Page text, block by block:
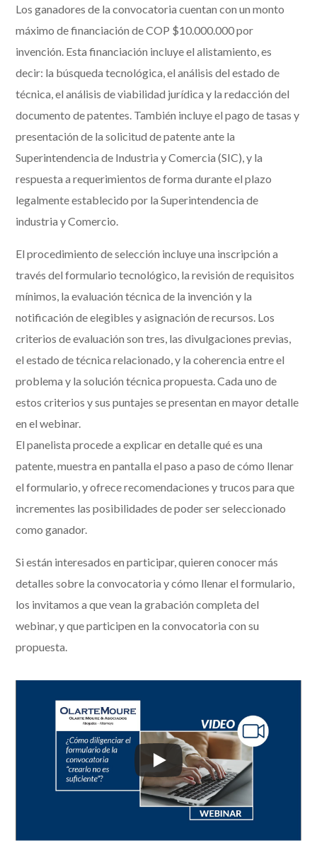
Los ganadores de la convocatoria cuentan con un monto
máximo de financiación de COP $10.000.000 por
invención. Esta financiación incluye el alistamiento, es
decir: la búsqueda tecnológica, el análisis del estado de
técnica, el análisis de viabilidad jurídica y la redacción del
documento de patentes. También incluye el pago de tasas y
presentación de la solicitud de patente ante la
Superintendencia de Industria y Comercia (SIC), y la
respuesta a requerimientos de forma durante el plazo
legalmente establecido por la Superintendencia de
industria y Comercio.
El procedimiento de selección incluye una inscripción a
través del formulario tecnológico, la revisión de requisitos
mínimos, la evaluación técnica de la invención y la
notificación de elegibles y asignación de recursos. Los
criterios de evaluación son tres, las divulgaciones previas,
el estado de técnica relacionado, y la coherencia entre el
problema y la solución técnica propuesta. Cada uno de
estos criterios y sus puntajes se presentan en mayor detalle
en el webinar.
El panelista procede a explicar en detalle qué es una
patente, muestra en pantalla el paso a paso de cómo llenar
el formulario, y ofrece recomendaciones y trucos para que
incrementes las posibilidades de poder ser seleccionado
como ganador.
Si están interesados en participar, quieren conocer más
detalles sobre la convocatoria y cómo llenar el formulario,
los invitamos a que vean la grabación completa del
webinar, y que participen en la convocatoria con su
propuesta.